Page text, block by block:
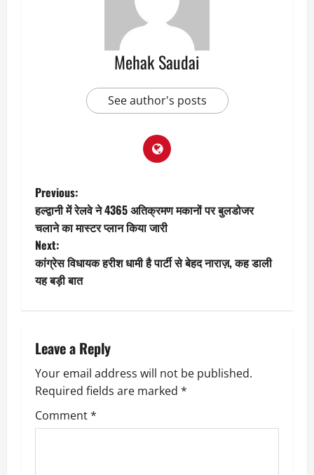
Mehak Saudai
See author's posts
P
o
s
t
a
v
i
g
Previous:
हल्द्वानी में रेलवे ने 4365 अतिक्रमण मकानों पर बुलडोजर
चलाने का मास्टर प्लान किया जारी
Next:
कांग्रेस विधायक हरीश धामी है पार्टी से बेहद नाराज़, कह डाली
यह बड़ी बात
Leave a Reply
Your email address will not be published.
Required fields are marked *
Comment*